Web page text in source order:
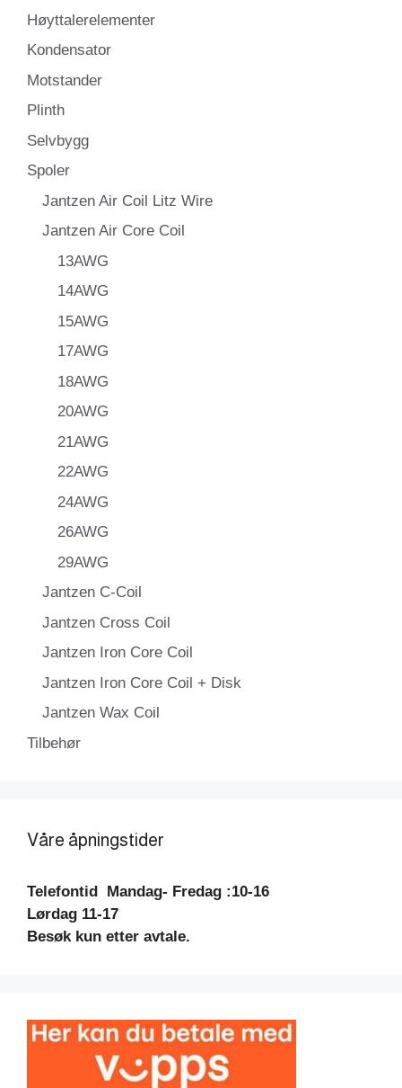
Høyttalerelementer
Kondensator
Motstander
Plinth
Selvbygg
Spoler
Jantzen Air Coil Litz Wire
Jantzen Air Core Coil
13AWG
14AWG
15AWG
17AWG
18AWG
20AWG
21AWG
22AWG
24AWG
26AWG
29AWG
Jantzen C-Coil
Jantzen Cross Coil
Jantzen Iron Core Coil
Jantzen Iron Core Coil + Disk
Jantzen Wax Coil
Tilbehør
Våre åpningstider
Telefontid Mandag- Fredag :10-16
Lørdag 11-17
Besøk kun etter avtale.